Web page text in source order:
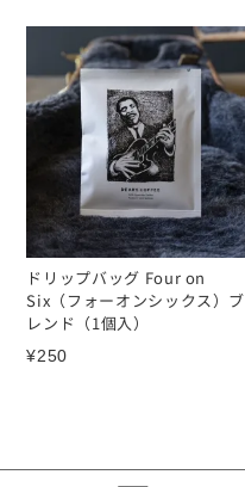
ドリップバッグ Four on
Six（フォーオンシックス）ブ
レンド（1個入）
¥250